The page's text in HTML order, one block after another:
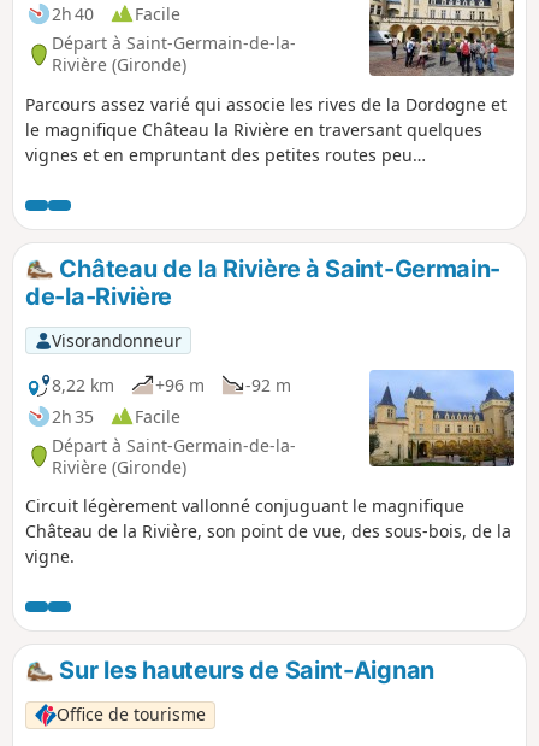
2h 40
Facile
Départ à Saint-Germain-de-la-
Rivière (Gironde)
Parcours assez varié qui associe les rives de la Dordogne et
le magnifique Château la Rivière en traversant quelques
vignes et en empruntant des petites routes peu
Château de la Rivière à Saint-Germain-
de-la-Rivière
Visorandonneur
8,22 km
+96 m
-92 m
2h 35
Facile
Départ à Saint-Germain-de-la-
Rivière (Gironde)
Circuit légèrement vallonné conjuguant le magnifique
Château de la Rivière, son point de vue, des sous-bois, de la
vigne.
Sur les hauteurs de Saint-Aignan
Office de tourisme